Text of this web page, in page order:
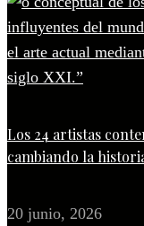
Los 24 artistas
cambiando la
20 junio, 2026